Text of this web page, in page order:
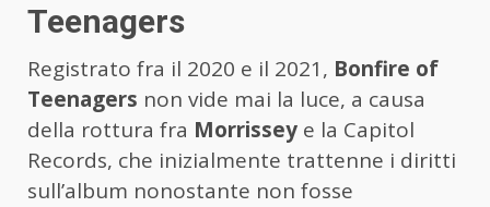
Teenagers
Registrato fra il 2020 e il 2021, Bonfire of
Teenagers non vide mai la luce, a causa
della rottura fra Morrissey e la Capitol
Records, che inizialmente trattenne i diritti
sull’album nonostante non fosse